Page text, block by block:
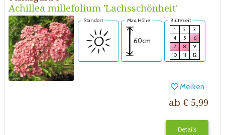
Achillea millefolium 'Lachsschönheit'
Standort Max. Höhe
60cm
Blütezeit
1
2
3
4
5
6
7
8
9
10
11 12
Merken
ab € 5,99
Details